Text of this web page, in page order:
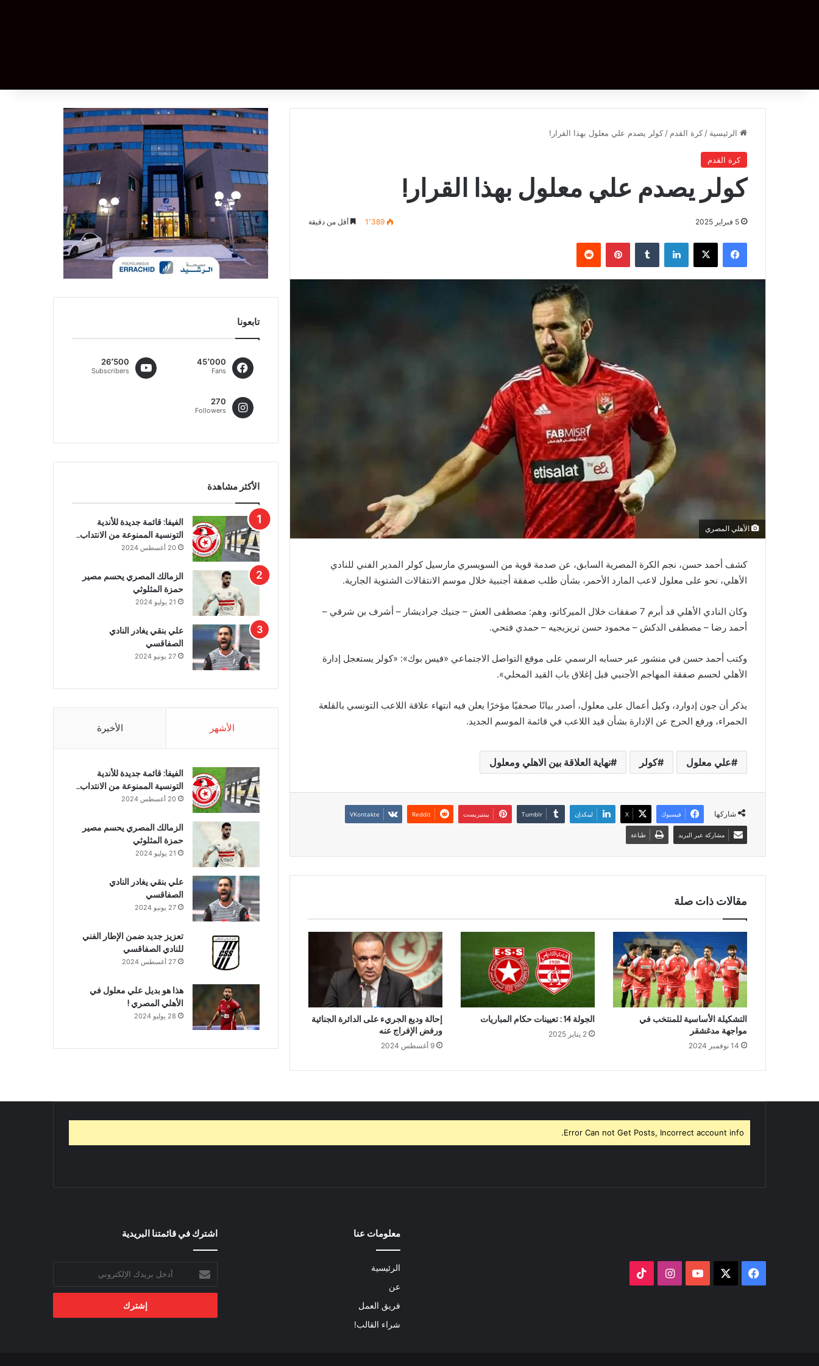
الرئيسية / كرة القدم / كولر يصدم علي معلول بهذا القرار!
كرة القدم
كولر يصدم علي معلول بهذا القرار!
5 فبراير 2025 1٬389 أقل من دقيقة
فيسبوك ‫X لينكدإن بينتيريست
الأهلي المصري
كشف أحمد حسن، نجم الكرة المصرية السابق، عن صدمة قوية من السويسري مارسيل كولر المدير الفني للنادي
الأهلي، نحو على معلول لاعب المارد الأحمر، بشأن طلب صفقة أجنبية خلال موسم الانتقالات الشتوية الجارية.
وكان النادي الأهلي قد أبرم 7 صفقات خلال الميركاتو، وهم: مصطفى العش – جنيك جراديشار – أشرف بن شرقي –
أحمد رضا – مصطفى الدكش – محمود حسن تريزيجيه – حمدي فتحي.
وكتب أحمد حسن في منشور عبر حسابه الرسمي على موقع التواصل الاجتماعي «فيس بوك»: «كولر يستعجل إدارة
الأهلي لحسم صفقة المهاجم الأجنبي قبل إغلاق باب القيد المحلي».
يذكر أن جون إدوارد، وكيل أعمال على معلول، أصدر بيانًا صحفيًا مؤخرًا يعلن فيه انتهاء علاقة اللاعب التونسي بالقلعة
الحمراء، ورفع الحرج عن الإدارة بشأن قيد اللاعب في قائمة الموسم الجديد.
علي معلول كولر نهاية العلاقة بين الاهلي ومعلول
شاركها فيسبوك ‫X لينكدإن بينتيريست
مشاركة عبر البريد طباعة
مقالات ذات صلة
التشكيلة الأساسية للمنتخب في
مواجهة مدغشقر
14 نوفمبر 2024
الجولة 14 : تعيينات حكام المباريات
2 يناير 2025
إحالة وديع الجريء على الدائرة الجنائية
ورفض الإفراج عنه
9 أغسطس 2024
تابعونا
45٬000
Fans
26٬500
Subscribers
270
Followers
الأكثر مشاهدة
الفيفا: قائمة جديدة للأندية
التونسية الممنوعة من الانتداب..
20 أغسطس 2024
الزمالك المصري يحسم مصير
حمزة المثلوثي
21 يوليو 2024
علي بنقي يغادر النادي
الصفاقسي
27 يونيو 2024
الأشهر الأخيرة
الفيفا: قائمة جديدة للأندية
التونسية الممنوعة من الانتداب..
20 أغسطس 2024
الزمالك المصري يحسم مصير
حمزة المثلوثي
21 يوليو 2024
علي بنقي يغادر النادي
الصفاقسي
27 يونيو 2024
تعزيز جديد ضمن الإطار الفني
للنادي الصفاقسي
27 أغسطس 2024
هذا هو بديل علي معلول في
الأهلي المصري !
28 يوليو 2024
Error Can not Get Posts, Incorrect account info.
فيسبوك ‫YouTubeانستقرام
معلومات عنا
الرئيسية
عن
فريق العمل
شراء القالب!
اشترك في قائمتنا البريدية
بريدك
الإلكتروني